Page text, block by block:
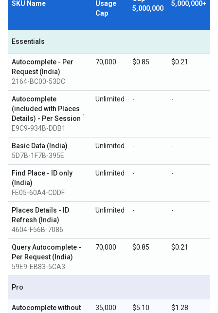
SKU Name
Usage
Cap
5,000,000
5,000,000+
Essentials
Autocomplete - Per
Request (India)
2164-BC00-53DC
70,000 $0.85 $0.21
Autocomplete
(included with Places
Details) - Per Session 1
E9C9-934B-DDB1
Unlimited - -
Basic Data (India)
5D7B-1F7B-395E
Unlimited - -
Find Place - ID only
(India)
FE05-60A4-CDDF
Unlimited - -
Places Details - ID
Refresh (India)
4604-F56B-7086
Unlimited - -
Query Autocomplete -
Per Request (India)
59E9-EB83-5CA3
70,000 $0.85 $0.21
Pro
Autocomplete without
35,000 $5.10 $1.28